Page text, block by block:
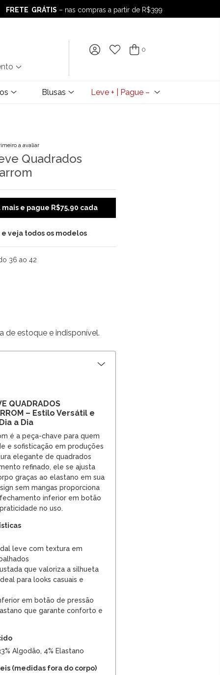
FRETE GRÁTIS – nas compras a partir de R$399
FRETE GRÁTIS– nas compras a partir de R$399
0
Blusas Leve + | Pague –
a avaliar
Quadrados
e pague R$75,90 cada
veja todos os modelos
36 ao 42
de estoque e indisponível.
QUADRADOS
– Estilo Versátil e
a Dia
é a peça-chave para quem
e sofisticação em produções
elegante de quadrados
refinado, ele se ajusta
graças ao elastano em sua
sem mangas proporciona
inferior em botão
no uso.
leve com textura em
que valoriza a silhueta
para looks casuais e
em botão de pressão
que garante conforto e
Algodão, 4% Elastano
(medidas fora do corpo)